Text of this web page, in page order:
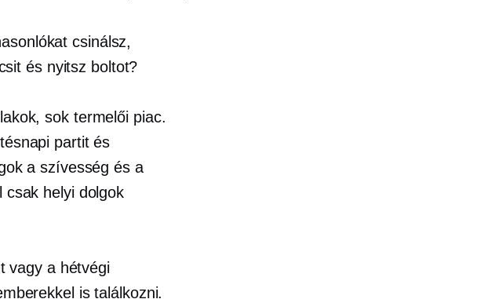
csinálsz,
és nyitsz boltot?
sok termelői piac.
partit és
a szívesség és a
csak helyi dolgok
vagy a hétvégi
is találkozni.